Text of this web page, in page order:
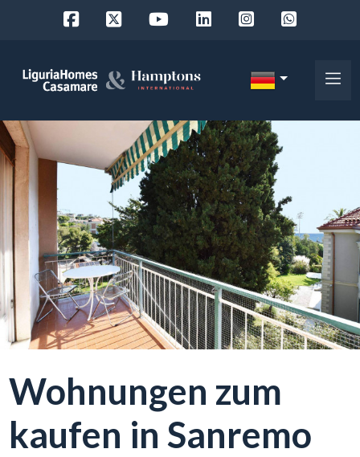
Wohnungen zum
kaufen in Sanremo
EN
FR
DE
Über
uns
Unsere
Dienstleistungen
Blumenriviera
Objektsuche
Wo
suchen
Sie?
Provinz
Ort
Immobilientyp